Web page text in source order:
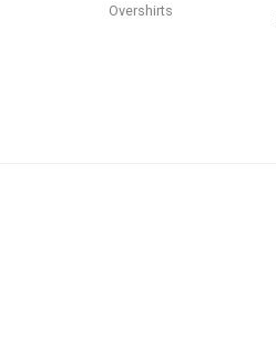
Overshirts